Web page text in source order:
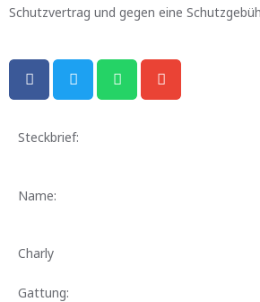
Schutzvertrag und gegen eine
Steckbrief:
Name:
Charly
Gattung: